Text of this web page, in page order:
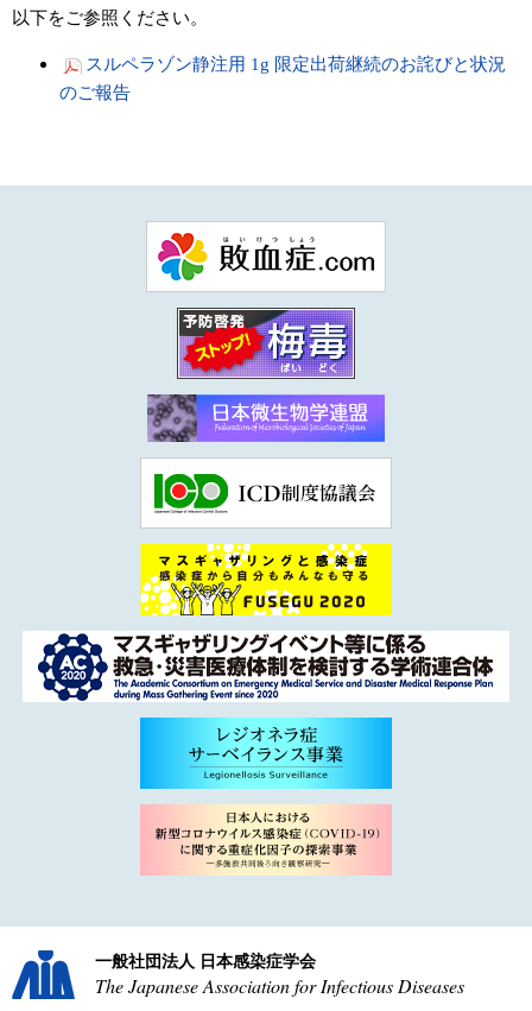
以下をご参照ください。
スルペラゾン静注用 1g 限定出荷継続のお詫びと状況
のご報告
一般社団法人 日本感染症学会
The Japanese Association for Infectious Diseases